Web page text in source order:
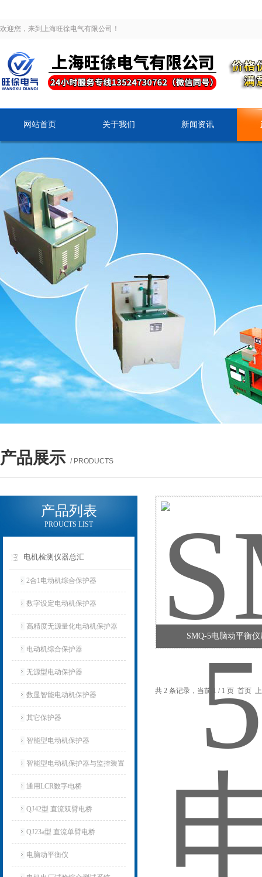
欢迎您，来到上海旺徐电气有限公司！
网站首页 关于我们 新闻资讯
产品展示 / PRODUCTS
产品列表
PROUCTS LIST
电机检测仪器总汇
2合1电动机综合保护器
数字设定电动机保护器
高精度无源量化电动机保护器
电动机综合保护器
无源型电动保护器
数显智能电动机保护器
其它保护器
智能型电动机保护器
智能型电动机保护器与监控装置
通用LCR数字电桥
QJ42型 直流双臂电桥
QJ23a型 直流单臂电桥
电脑动平衡仪
SMQ-5电脑动平衡
共 2 条记录，当前 1 / 1 页 首页